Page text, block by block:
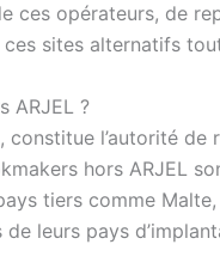
ces opérateurs, de
sites alternatifs
ARJEL ?
constitue l’autorité
hors ARJEL
tiers comme
leurs pays